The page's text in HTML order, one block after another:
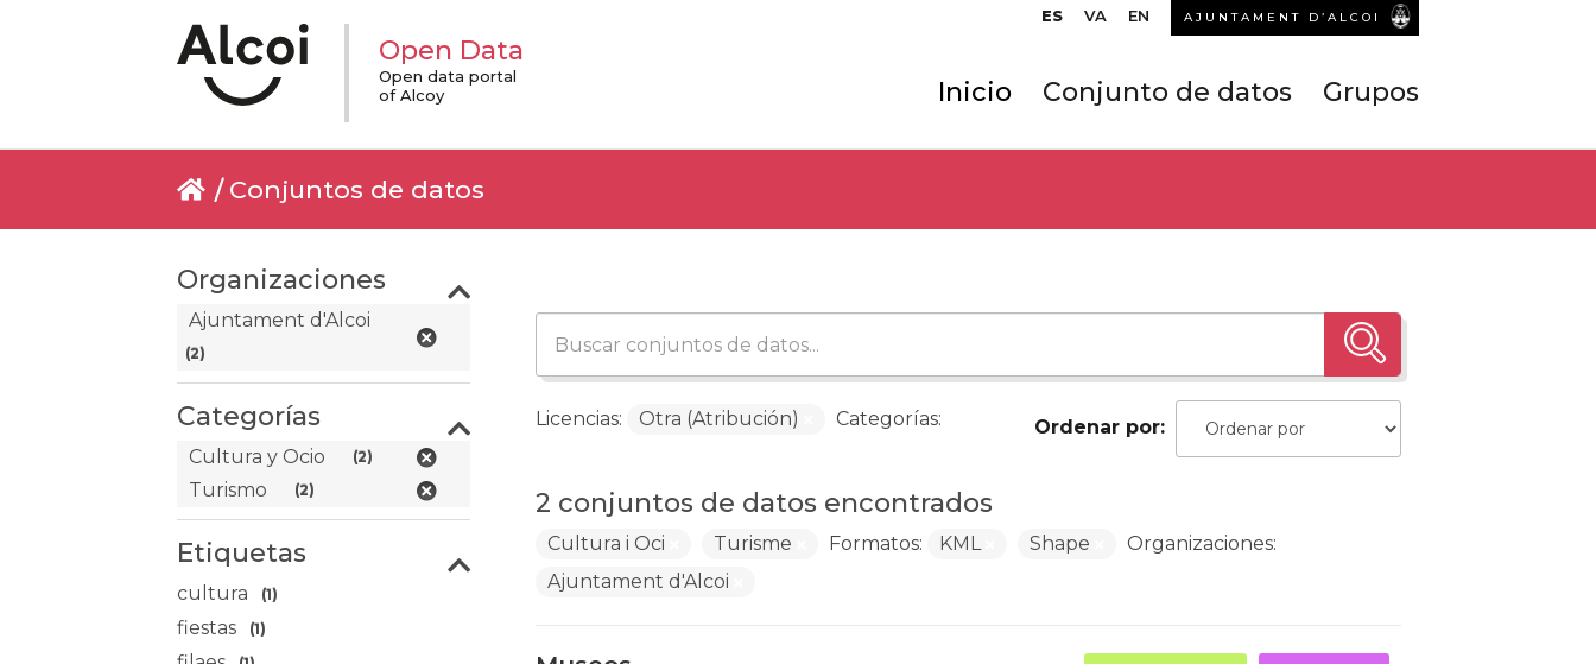
ES VA EN AJUNTAMENT D’ALCOI
Open Data
Open data portal
of Alcoy
Inicio Conjunto de datos Grupos
Conjuntos de datos
Organizaciones
Ajuntament d'Alcoi
(2)
Categorías
Cultura y Ocio (2)
Turismo (2)
Etiquetas
cultura (1)
fiestas (1)
Ordenar por
2 conjuntos de datos encontrados
Licencias: Otra (Atribución) Categorías:
Cultura i Oci Turisme Formatos: KML Shape
Organizaciones:
Ajuntament d'Alcoi